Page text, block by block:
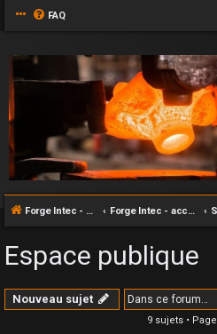
FAQ
Forge Intec - accueil Forge Intec - accueil
Espace publique
Nouveau sujet
9 sujets • Page